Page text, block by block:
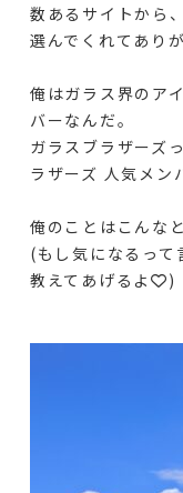
数あるサイトから
選んでくれてありが
俺はガラス界のア
バーなんだ。
ガラスブラザーズ
ラザーズ 人気メン
俺のことはこんな
(もし気になるって
教えてあげるよ💙)